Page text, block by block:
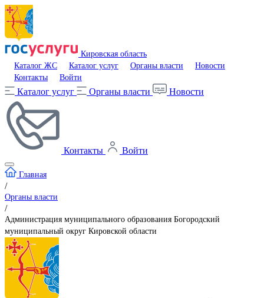
Кировская область
Каталог ЖС
Каталог услуг Органы власти
Новости
Контакты
Войти
Каталог услуг Органы власти Новости
Контакты Войти
Главная
/
Органы власти
/
Администрация муниципального образования Богородский
муниципальный округ Кировской области